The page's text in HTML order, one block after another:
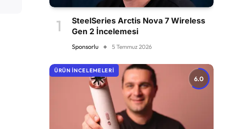
SteelSeries Arctis Nova 7 Wireless
Gen 2 İncelemesi
Sponsorlu 5 Temmuz 2026
6.0
ÜRÜN İNCELEMELERI